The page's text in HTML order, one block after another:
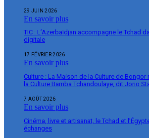
29 JUIN 2026
En savoir plus
TIC : L’Azerbaïdjan accompagne le Tchad
digitale
17 FÉVRIER 2026
En savoir plus
Culture : La Maison de la Culture de
la Culture Bamba Tchandoulaye, dit Jorio
7 AOÛT 2026
En savoir plus
Cinéma, livre et artisanat, le Tchad et
échanges